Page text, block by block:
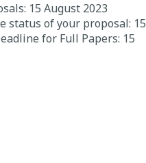
15 August 2023
status of your proposal: 15
for Full Papers: 15